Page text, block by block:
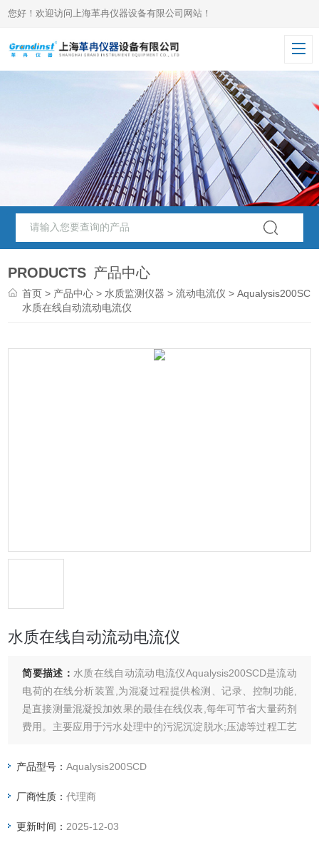
您好！欢迎访问上海革冉仪器设备有限公司网站！
PRODUCTS 产品中心
首页 > 产品中心 > 水质监测仪器 >流动电流仪 > Aqualysis200SCD
水质在线自动流动电流仪
水质在线自动流动电流仪
简要描述： 水质在线自动流动电流仪Aqualysis200SCD是流动
电荷的在线分析装置,为混凝过程提供检测、记录、控制功能,
是直接测量混凝投加效果的最佳在线仪表,每年可节省大量药剂
费用。主要应用于污水处理中的污泥沉淀脱水;压滤等过程工艺
产品型号：Aqualysis200SCD
厂商性质：代理商
更新时间： 2025-12-03